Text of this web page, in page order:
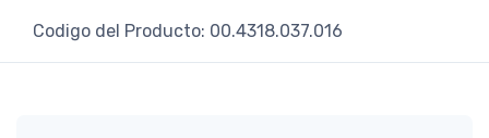
Codigo del Producto: 00.4318.037.016